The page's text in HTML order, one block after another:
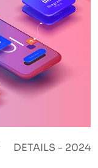
DETAILS - 2024